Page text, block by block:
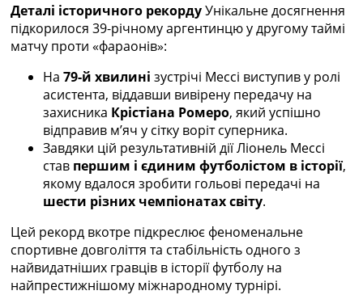
Україна. Прем’єр-Ліга
Україна. Перша Ліга
Ліга Чемпіонів
Англія. Прем’єр-Ліга
Іспанія. Ла Ліга
Ще Турніри >>>
Таблиці
Чемпіонат Світу. Турнирні таблиці
Таблиця УПЛ
Перша Ліга
Таблиця АПЛ
Таблиця Ла Ліги
Таблиця Ліги Чемпіонів
Всі таблиці >>>
Рейтинги
Рейтинг країн УЄФА
Деталі історичного рекордуУнікальне досягнення
підкорилося 39-річному аргентинцю у другому таймі
матчу проти «фараонів»:
На 79-й хвилині зустрічі Мессі виступив у ролі
асистента, віддавши вивірену передачу на
захисника Крістіана Ромеро, який успішно
відправив м’яч у сітку воріт суперника.
Завдяки цій результативній дії Ліонель Мессі
став першим і єдиним футболістом в історії,
якому вдалося зробити гольові передачі на
шести різних чемпіонатах світу.
Цей рекорд вкотре підкреслює феноменальне
спортивне довголіття та стабільність одного з
найвидатніших гравців в історії футболу на
найпрестижнішому міжнародному турнірі.